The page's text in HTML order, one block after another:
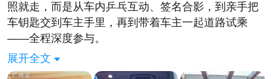
照就走，而是从车内乒乓互动、签名合影，到亲手把
车钥匙交到车主手里，再到带着车主一起道路试乘
——全程深度参与。
一个世界冠军，认认真真给你交车。这体验感，确实
拉满了。
展开全文